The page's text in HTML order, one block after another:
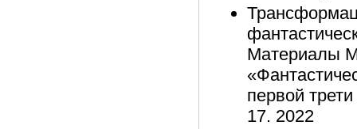
Материалы
первой
17. 2022